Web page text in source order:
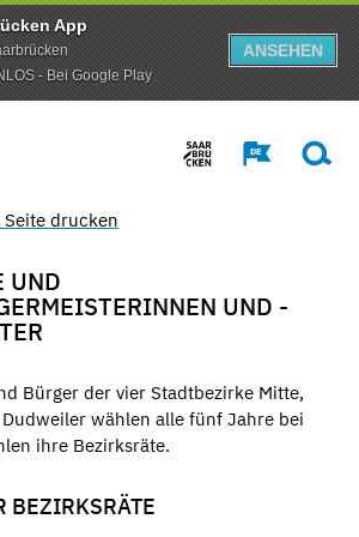
App
- Bei Google Play
ANSEHEN
Seite drucken
UND
UND -
Bürger der vier Stadtbezirke Mitte,
wählen alle fünf Jahre bei
ihre Bezirksräte.
BEZIRKSRÄTE